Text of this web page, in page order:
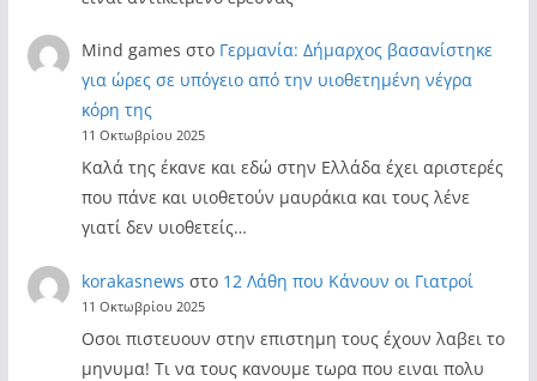
Mind games στο Γερμανία: Δήμαρχος βασανίστηκε
για ώρες σε υπόγειο από την υιοθετημένη νέγρα
κόρη της
11 Οκτωβρίου 2025
Καλά της έκανε και εδώ στην Ελλάδα έχει αριστερές
που πάνε και υιοθετούν μαυράκια και τους λένε
γιατί δεν υιοθετείς…
korakasnews στο 12 Λάθη που Κάνουν οι Γιατροί
11 Οκτωβρίου 2025
Οσοι πιστευουν στην επιστημη τους έχουν λαβει το
μηνυμα! Τι να τους κανουμε τωρα που ειναι πολυ